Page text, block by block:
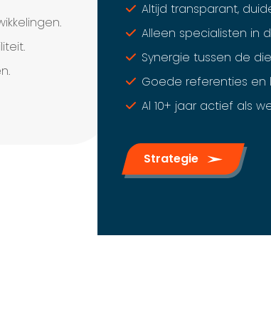
Altijd transparant,
Alleen specialisten in
Synergie tussen de
Goede referenties en
Al 10+ jaar actief als
Strategie